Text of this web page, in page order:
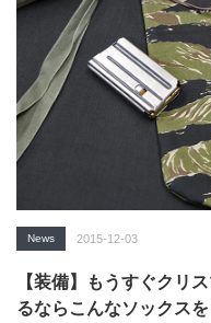
News 2015-12-03
【装備】もうすぐクリ
るならこんなソックスを